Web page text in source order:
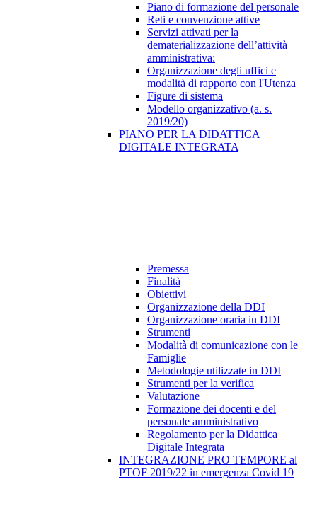
Piano di formazione del personale
Reti e convenzione attive
Servizi attivati per la
dematerializzazione dell’attività
amministrativa:
Organizzazione degli uffici e
modalità di rapporto con l'Utenza
Figure di sistema
Modello organizzativo (a. s.
2019/20)
PIANO PER LA DIDATTICA
DIGITALE INTEGRATA
Premessa
Finalità
Obiettivi
Organizzazione della DDI
Organizzazione oraria in DDI
Strumenti
Modalità di comunicazione con le
Famiglie
Metodologie utilizzate in DDI
Strumenti per la verifica
Valutazione
Formazione dei docenti e del
personale amministrativo
Regolamento per la Didattica
Digitale Integrata
INTEGRAZIONE PRO TEMPORE al
PTOF 2019/22 in emergenza Covid 19